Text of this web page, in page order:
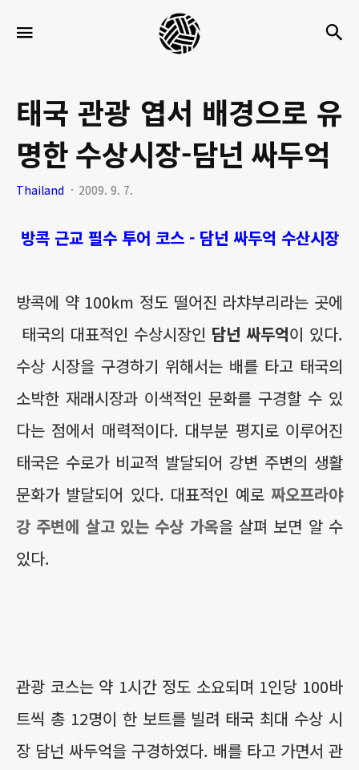
세
팍
크
로
라
태국 관광 엽서 배경으로 유
명한 수상시장-담넌 싸두억
Thailand 2009. 9. 7.
방콕 근교 필수 투어 코스 - 담넌 싸두억 수산시장
방콕에 약 100km 정도 떨어진 라챠부리라는 곳에
태국의 대표적인 수상시장인 담넌 싸두억이 있다.
수상 시장을 구경하기 위해서는 배를 타고 태국의
소박한 재래시장과 이색적인 문화를 구경할 수 있
다는 점에서 매력적이다. 대부분 평지로 이루어진
태국은 수로가 비교적 발달되어 강변 주변의 생활
문화가 발달되어 있다. 대표적인 예로 짜오프라야
강 주변에 살고 있는 수상 가옥을 살펴 보면 알 수
있다.
관광 코스는 약 1시간 정도 소요되며 1인당 100바
트씩 총 12명이 한 보트를 빌려 태국 최대 수상 시
장 담넌 싸두억을 구경하였다. 배를 타고 가면서 관